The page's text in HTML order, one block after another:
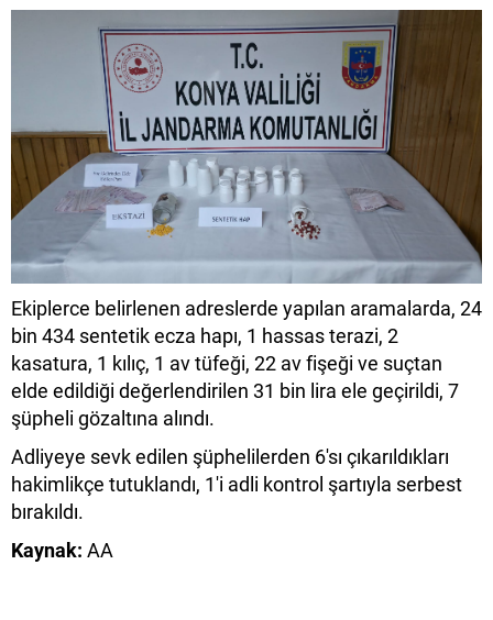
Ekiplerce belirlenen adreslerde yapılan aramalarda, 24
bin 434 sentetik ecza hapı, 1 hassas terazi, 2
kasatura, 1 kılıç, 1 av tüfeği, 22 av fişeği ve suçtan
elde edildiği değerlendirilen 31 bin lira ele geçirildi, 7
şüpheli gözaltına alındı.
Adliyeye sevk edilen şüphelilerden 6'sı çıkarıldıkları
hakimlikçe tutuklandı, 1'i adli kontrol şartıyla serbest
bırakıldı.
Kaynak: AA